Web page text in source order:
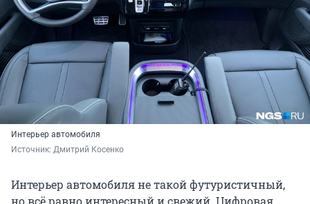
Интерьер автомобиля
Источник: Дмитрий Косенко
Интерьер автомобиля не такой футуристичный,
но всё равно интересный и свежий. Цифровая